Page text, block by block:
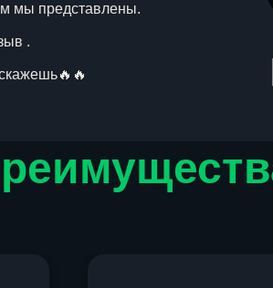
мы представлены.
.